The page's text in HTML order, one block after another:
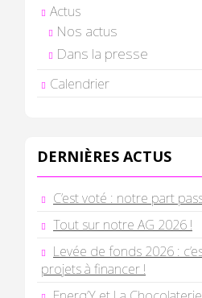
Actus
Nos actus
Dans la presse
Calendrier
DERNIÈRES ACTUS
C’est voté : notre part
Tout sur notre AG 2026 !
Levée de fonds 2026 :
projets à financer !